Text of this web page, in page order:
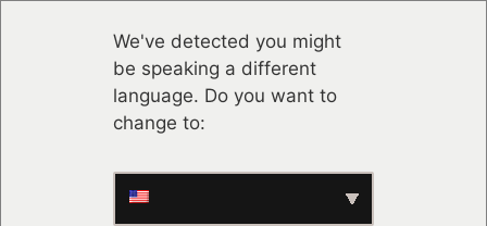
We've detected you might
be speaking a different
language. Do you want to
change to: